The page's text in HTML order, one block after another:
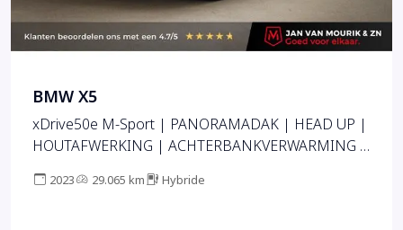
BMW X5
xDrive50e M-Sport | PANORAMADAK | HEAD UP |
HOUTAFWERKING | ACHTERBANKVERWARMING |
2023 29.065 km Hybride